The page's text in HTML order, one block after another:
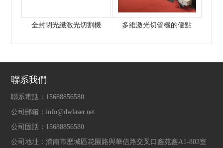
全封閉光纖激光切割機 多維激光切管機的優點
聯系我們
聯系電話： 15688856580
公司郵箱： info@dwlaser.net
公司固話： 15688856580
公司地址：濟南市歷城區花園路與華信路交叉口鑫苑鑫A1-803室